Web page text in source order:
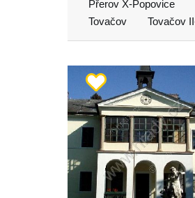
Přerov X-Popovice
Tovačov
Tovačov